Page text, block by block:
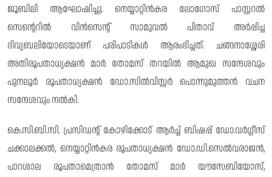
ജൂബിലി ആഘോഷിച്ചു. നെയ്യാറ്റിന്‍കര ലോഗോസ് പാസ്റ്ററല്‍
സെന്റെറില്‍ വിന്‍സെന്റ് സാമുവല്‍ പിതാവ് അര്‍പ്പിച്ച
ദിവ്യബലിയോടെയാണ് പരിപാടികള്‍ ആരംഭിച്ചത്. ചങ്ങനാശ്ശേരി
അതിരൂപതാധ്യക്ഷന്‍ മാര്‍ തോമസ് തറയില്‍ ആമുഖ സന്ദേശവും
പുനലൂര്‍ രൂപതാധ്യക്ഷന്‍ ഡോ.സില്‍വിസ്റ്റര്‍ പൊന്നുമുത്തന്‍ വചന
സന്ദേശവും നല്‍കി.
കെ.സി.ബി.സി. പ്രസിഡന്റ് കോഴിക്കോട് ആര്‍ച്ച് ബിഷപ്പ് ഡോ.വര്‍ഗ്ഗീസ്
ചക്കാലക്കല്‍, നെയ്യാറ്റിന്‍കര രൂപതാധ്യക്ഷൻ ഡോ.ഡി.സെല്‍വരാജന്‍,
പാറശാല രൂപതാമെത്രാൻ തോമസ് മാര്‍ യൗസേബിയോസ്,